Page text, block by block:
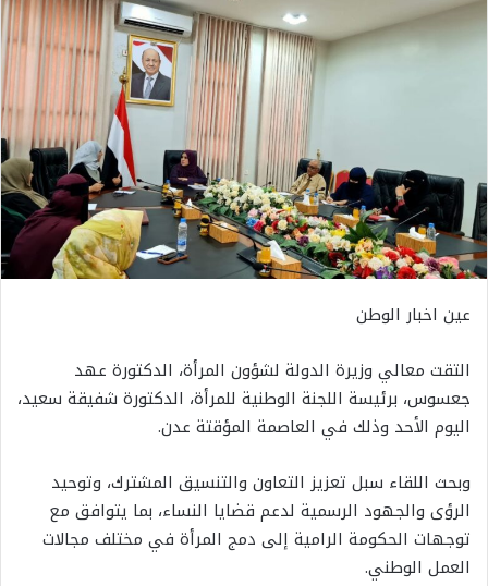
عين اخبار الوطن
التقت معالي وزيرة الدولة لشؤون المرأة، الدكتورة عهد
جعسوس، برئيسة اللجنة الوطنية للمرأة، الدكتورة شفيقة سعيد،
اليوم الأحد وذلك في العاصمة المؤقتة عدن.
وبحث اللقاء سبل تعزيز التعاون والتنسيق المشترك، وتوحيد
الرؤى والجهود الرسمية لدعم قضايا النساء، بما يتوافق مع
توجهات الحكومة الرامية إلى دمج المرأة في مختلف مجالات
العمل الوطني.